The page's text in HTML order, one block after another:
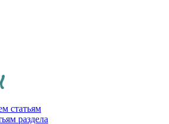
статьям
раздела